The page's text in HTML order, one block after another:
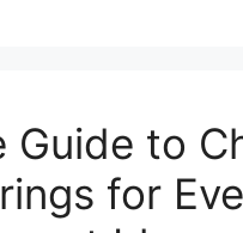
Guide to
for